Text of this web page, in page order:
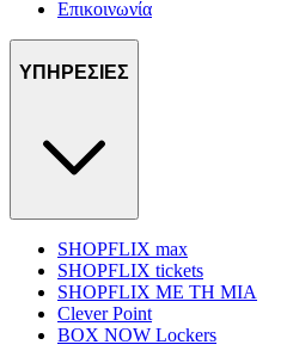
Επικοινωνία
ΥΠΗΡΕΣΙΕΣ
SHOPFLIX max
SHOPFLIX tickets
SHOPFLIX ΜΕ ΤΗ ΜΙΑ
Clever Point
BOX NOW Lockers